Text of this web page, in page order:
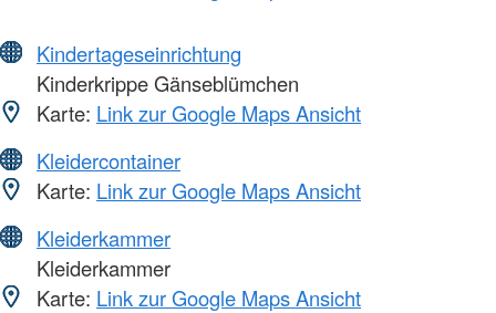
Kindertageseinrichtung
Kinderkrippe Gänseblümchen
Karte: Link zur Google Maps Ansicht
Kleidercontainer
Karte: Link zur Google Maps Ansicht
Kleiderkammer
Kleiderkammer
Karte: Link zur Google Maps Ansicht